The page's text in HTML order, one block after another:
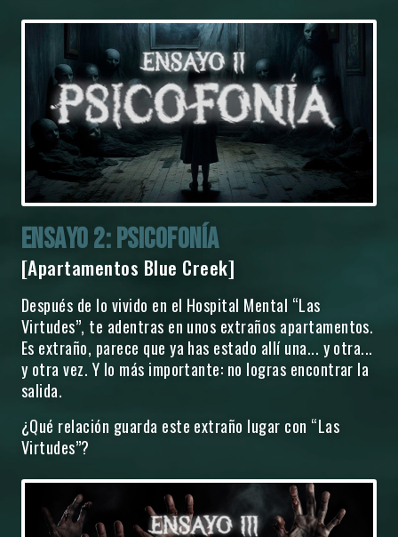
ENSAYO 2: PSICOFONÍA
[Apartamentos Blue Creek]
Después de lo vivido en el Hospital Mental “Las
Virtudes”, te adentras en unos extraños apartamentos.
Es extraño, parece que ya has estado allí una... y otra...
y otra vez. Y lo más importante: no logras encontrar la
salida.
¿Qué relación guarda este extraño lugar con “Las
Virtudes”?